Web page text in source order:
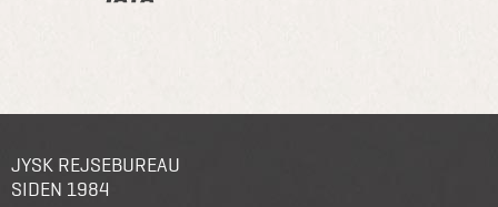
JYSK REJSEBUREAU
SIDEN 1984